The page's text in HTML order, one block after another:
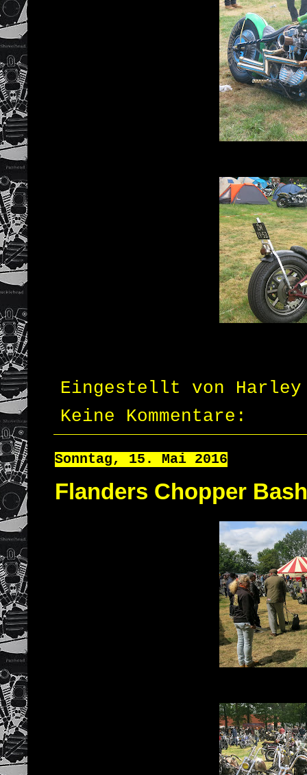
Eingestellt von
Keine Kommentare:
Sonntag, 15. Mai 2016
Flanders Chopper Bash